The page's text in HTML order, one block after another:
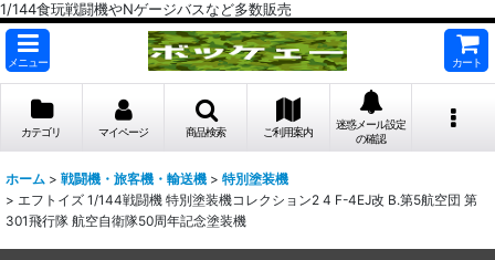
1/144食玩戦闘機やNゲージバスなど多数販売
メニュー カート
カテゴリ マイページ 商品検索 ご利用案内
迷惑メール設定
の確認
ホーム > 戦闘機・旅客機・輸送機 > 特別塗装機
> エフトイズ 1/144戦闘機 特別塗装機コレクション2 4 F-4EJ改 B.第5航空団 第
301飛行隊 航空自衛隊50周年記念塗装機